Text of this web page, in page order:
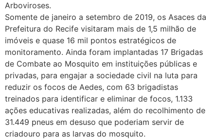
Arboviroses.
Somente de janeiro a setembro de 2019, os Asaces da
Prefeitura do Recife visitaram mais de 1,5 milhão de
imóveis e quase 16 mil pontos estratégicos de
monitoramento. Ainda foram implantadas 17 Brigadas
de Combate ao Mosquito em instituições públicas e
privadas, para engajar a sociedade civil na luta para
reduzir os focos de Aedes, com 63 brigadistas
treinados para identificar e eliminar de focos, 1.133
ações educativas realizadas, além do recolhimento de
31.449 pneus em desuso que poderiam servir de
criadouro para as larvas do mosquito.